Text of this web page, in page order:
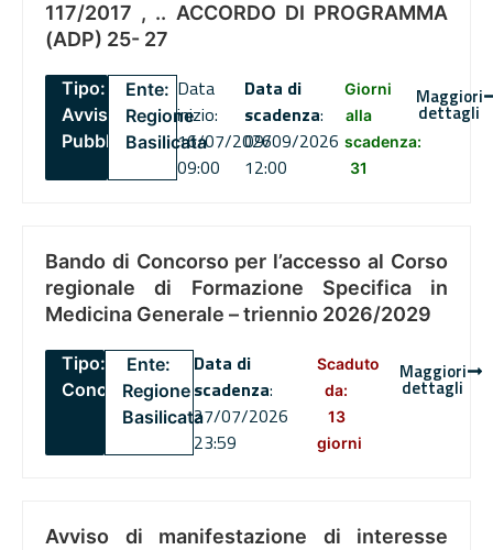
117/2017 , .. ACCORDO DI PROGRAMMA
(ADP) 25- 27
Tipo:
Avviso
Pubblico
Ente:
Regione
Basilicata
Data
inizio:
16/07/2026
09:00
Data di
scadenza:
09/09/2026
12:00
Giorni
alla
scadenza:
31
Maggiori
dettagli
Bando di Concorso per l’accesso al Corso
regionale di Formazione Specifica in
Medicina Generale – triennio 2026/2029
Tipo:
Concorsi
Ente:
Regione
Basilicata
Data di
scadenza:
27/07/2026
23:59
Scaduto
da:
13
giorni
Maggiori
dettagli
Avviso di manifestazione di interesse